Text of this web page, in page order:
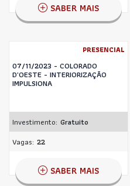
SABER MAIS
PRESENCIAL
07/11/2023 - COLORADO
D'OESTE - INTERIORIZAÇÃO
IMPULSIONA
Investimento: Gratuito
Vagas: 22
SABER MAIS